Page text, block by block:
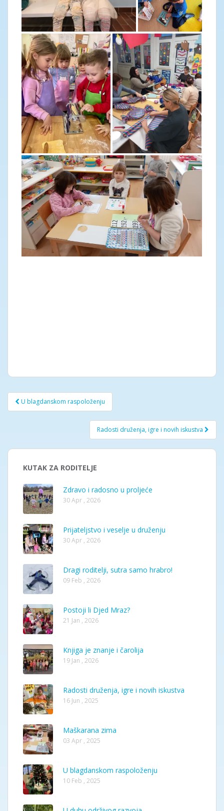
Post
navigation
U blagdanskom raspoloženju
Radosti druženja, igre i novih iskustva
KUTAK ZA RODITELJE
Zdravo i radosno u proljeće
30 Apr , 2026
Prijateljstvo i veselje u druženju
30 Apr , 2026
Dragi roditelji, sutra samo hrabro!
09 Feb , 2026
Postoji li Djed Mraz?
21 Jan , 2026
Knjiga je znanje i čarolija
19 Jan , 2026
Radosti druženja, igre i novih iskustva
16 Jun , 2025
Maškarana zima
03 Apr , 2025
U blagdanskom raspoloženju
10 Feb , 2025